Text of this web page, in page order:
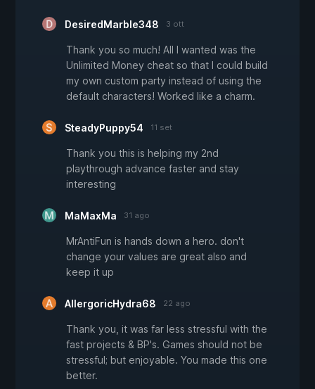
DesiredMarble348 3 ott
Thank you so much! All I wanted was the
Unlimited Money cheat so that I could build
my own custom party instead of using the
default characters! Worked like a charm.
SteadyPuppy54 11 set
Thank you this is helping my 2nd
playthrough advance faster and stay
interesting
MaMaxMa 31 ago
MrAntiFun is hands down a hero. don't
change your values are great also and
keep it up
AllergoricHydra68 22 ago
Thank you, it was far less stressful with the
fast projects & BP's. Games should not be
stressful; but enjoyable. You made this one
better.